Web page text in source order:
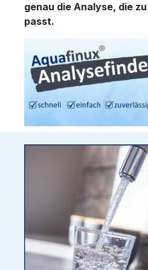
genau die Analyse, die
passt.